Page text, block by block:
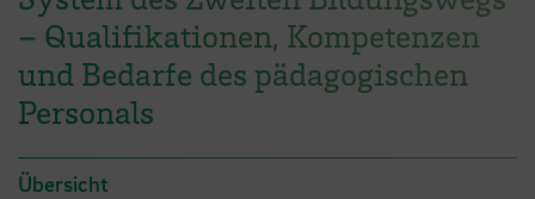
– Qualifikationen, Kompetenzen
und Bedarfe des pädagogischen
Personals
Übersicht